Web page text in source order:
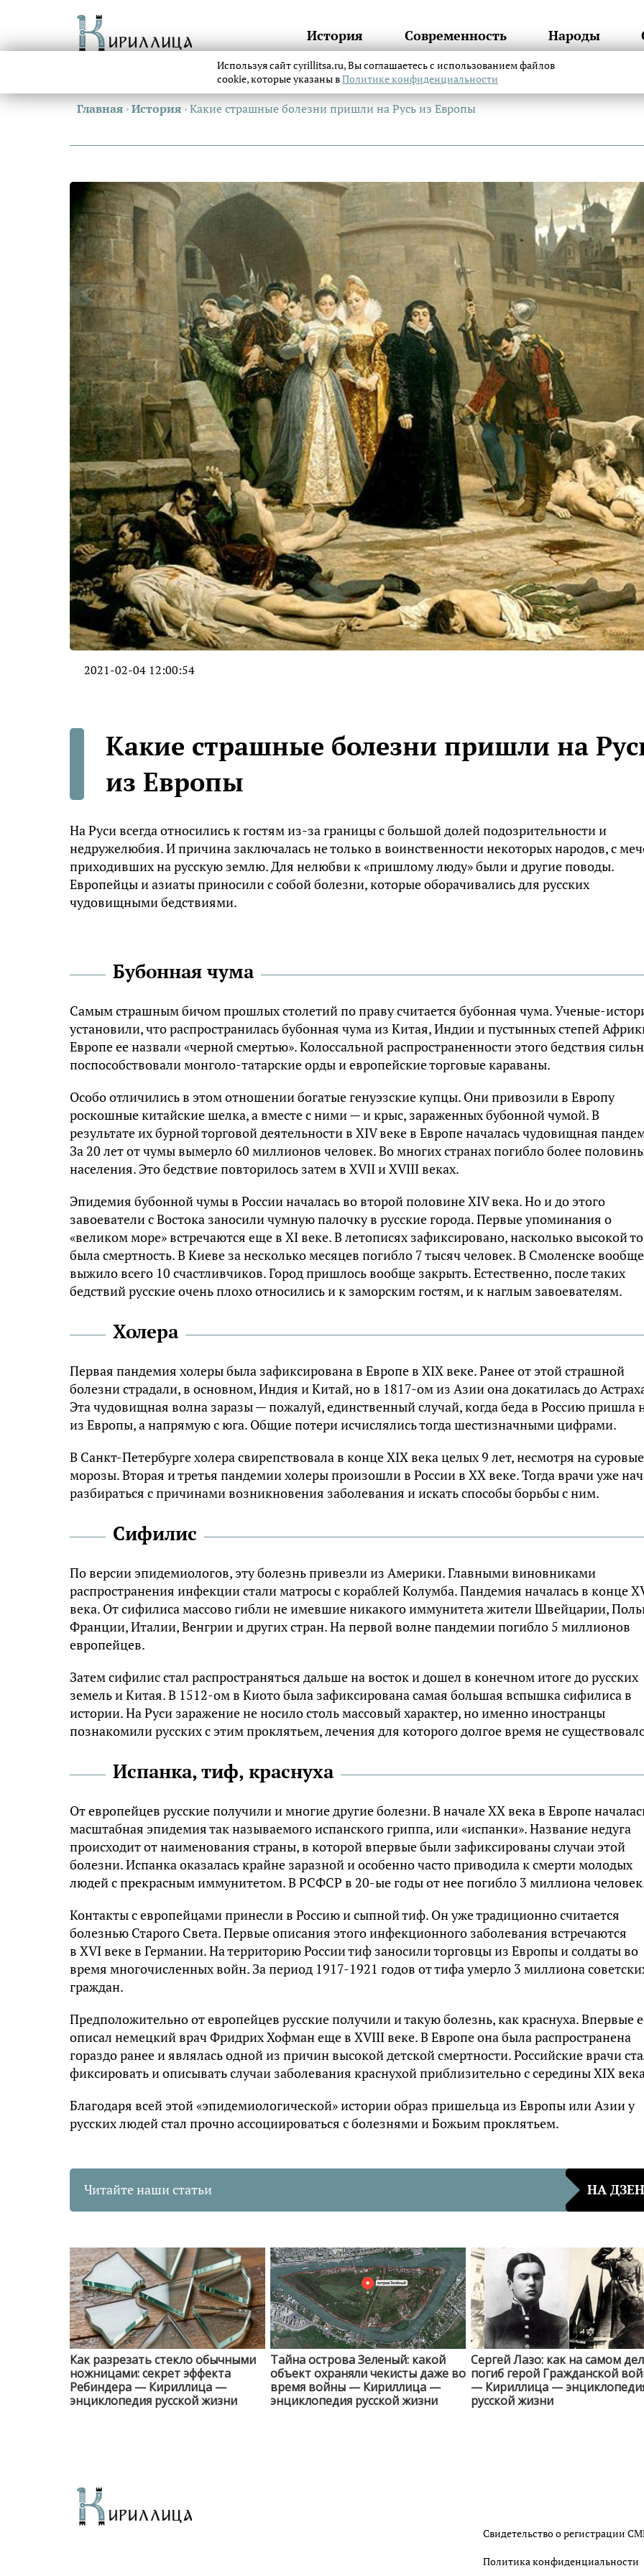
История Современность Народы
Главная ›История ›Какие страшные болезни пришли на Русь из Европы
2021-02-04 12:00:54
Какие страшные болезни пришли на
из Европы
На Руси всегда относились к гостям из-за границы с большой долей подозрительности и
недружелюбия. И причина заключалась не только в воинственности некоторых народов, с
приходивших на русскую землю. Для нелюбви к «пришлому люду» были и другие поводы.
Европейцы и азиаты приносили с собой болезни, которые оборачивались для русских
чудовищными бедствиями.
Бубонная чума
Самым страшным бичом прошлых столетий по праву считается бубонная чума. Ученые-
установили, что распространилась бубонная чума из Китая, Индии и пустынных степей
Европе ее назвали «черной смертью». Колоссальной распространенности этого бедствия
поспособствовали монголо-татарские орды и европейские торговые караваны.
Особо отличились в этом отношении богатые генуэзские купцы. Они привозили в Европу
роскошные китайские шелка, а вместе с ними — и крыс, зараженных бубонной чумой. В
результате их бурной торговой деятельности в XIVвеке в Европе началась чудовищная
За 20 лет от чумы вымерло 60 миллионов человек. Во многих странах погибло более
населения. Это бедствие повторилось затем в XVIIиXVIIIвеках.
Эпидемия бубонной чумы в России началась во второй половинеXIVвека. Но и до этого
завоеватели с Востока заносили чумную палочку в русские города. Первые упоминания о
«великом море» встречаются еще в XI веке. В летописях зафиксировано, насколько высокой
была смертность. В Киеве за несколько месяцев погибло 7 тысяч человек. В Смоленске вообще
выжило всего 10 счастливчиков. Город пришлось вообще закрыть. Естественно, после таких
бедствий русские очень плохо относились и к заморским гостям, и к наглым завоевателям.
Холера
Первая пандемия холеры была зафиксирована в Европе в XIXвеке. Ранее от этой страшной
болезни страдали, в основном, Индия и Китай, но в 1817-ом из Азии она докатилась до
Эта чудовищная волна заразы — пожалуй, единственный случай, когда беда в Россию пришла
из Европы, а напрямую с юга. Общие потери исчислялись тогда шестизначными цифрами.
В Санкт-Петербурге холера свирепствовала в концеXIXвека целых 9 лет, несмотря на суровые
морозы. Вторая и третья пандемии холеры произошли в России в XX веке. Тогда врачи уже
разбираться с причинами возникновения заболевания и искать способы борьбы с ним.
Сифилис
По версии эпидемиологов, эту болезнь привезли из Америки. Главными виновниками
распространения инфекции стали матросы с кораблейКолумба. Пандемия началась в конце
века. От сифилиса массово гибли не имевшие никакого иммунитета жители Швейцарии,
Франции, Италии, Венгрии и других стран. На первой волне пандемии погибло 5 миллионов
европейцев.
Затем сифилис стал распространяться дальше на восток и дошел в конечном итоге до русских
земель и Китая. В 1512-ом в Киото была зафиксирована самая большая вспышка сифилиса в
истории. На Руси заражение не носило столь массовый характер, но именно иностранцы
познакомили русских с этим проклятьем, лечения для которого долгое время не
Испанка, тиф, краснуха
От европейцев русские получили и многие другие болезни. В начале XX века в Европе
масштабная эпидемия так называемого испанского гриппа, или «испанки». Название недуга
происходит от наименования страны, в которой впервые были зафиксированы случаи этой
болезни. Испанка оказалась крайне заразной и особенно часто приводила к смерти молодых
людей с прекрасным иммунитетом. В РСФСР в 20-ые годы от нее погибло 3 миллиона
Контакты с европейцами принесли в Россию и сыпной тиф. Он уже традиционно считается
болезнью Старого Света. Первые описания этого инфекционного заболевания встречаются
в XVIвеке в Германии. На территорию России тиф заносили торговцы из Европы и солдаты во
время многочисленных войн. За период 1917-1921 годов от тифа умерло 3 миллиона
граждан.
Предположительно от европейцев русские получили и такую болезнь, как краснуха. Впервые
описал немецкий врач ФридрихХофманеще в XVIIIвеке. В Европе она была распространена
гораздо ранее и являлась одной из причин высокой детской смертности. Российские врачи
фиксировать и описывать случаи заболевания краснухой приблизительно с серединыXIX
Благодаря всей этой «эпидемиологической» истории образ пришельца из Европы или Азии у
русских людей стал прочно ассоциироваться с болезнями и Божьим проклятьем.
Читайте наши статьи НА ДЗЕН
Как разрезать стекло обычными
ножницами: секрет эффекта
Ребиндера — Кириллица —
энциклопедия русской жизни
Тайна острова Зеленый: какой
объект охраняли чекисты даже во
время войны — Кириллица —
энциклопедия русской жизни
Сергей Лазо: как на самом
погиб герой Гражданской
— Кириллица —
русской жизни
Свидетельство о регистрации
Политика конфиденциальности
Используя сайт cyrillitsa.ru, Вы соглашаетесь с использованием файлов
cookie, которые указаны вПолитике конфиденциальности